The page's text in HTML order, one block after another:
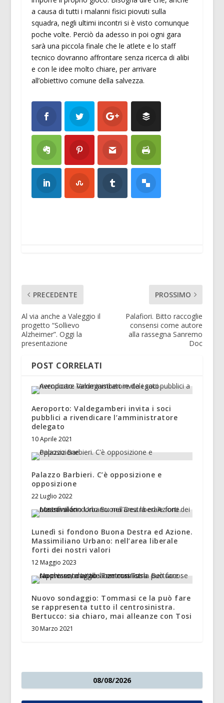
a causa di tutti i malanni fisici piovuti sulla
squadra, negli ultimi incontri si è visto comunque
poche volte. Perciò da adesso in poi ogni gara
sarà una piccola finale che le atlete e lo staff
tecnico dovranno affrontare senza ricerca di alibi
e con le idee molto chiare, per arrivare
all’obiettivo comune della salvezza.
PRECEDENTE
Al via anche a Valeggio il
progetto “Sollievo
Alzheimer”. Oggi la
presentazione
PROSSIMO
Palafiori. Bitto raccoglie
consensi come autore
alla rassegna Sanremo
Doc
POST CORRELATI
Aeroporto: Valdegamberi invita i soci
pubblici a rivendicare l’amministratore
delegato
10 Aprile 2021
Palazzo Barbieri. C’è opposizione e
opposizione
22 Luglio 2022
Lunedì si fondono Buona Destra ed Azione.
Massimiliano Urbano: nell’area liberale
forti dei nostri valori
12 Maggio 2023
Nuovo sondaggio: Tommasi ce la può fare
se rappresenta tutto il centrosinistra.
Bertucco: sia chiaro, mai alleanze con Tosi
30 Marzo 2021
08/08/2026